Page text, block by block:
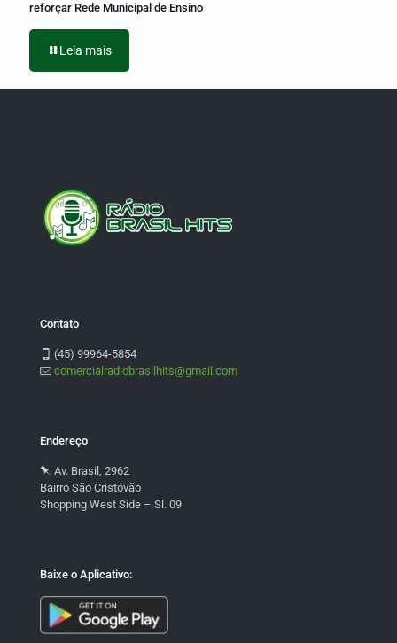
reforçar Rede Municipal de Ensino
Leia mais
Contato
(45) 99964-5854
comercialradiobrasilhits@gmail.com
Endereço
Av. Brasil, 2962
Bairro São Cristóvão
Shopping West Side – Sl. 09
Baixe o Aplicativo: